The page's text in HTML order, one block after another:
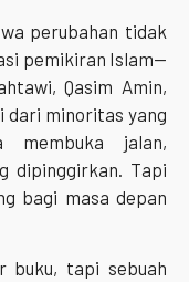
perubahan tidak
pemikiran Islam—
Qasim Amin,
dari minoritas yang
jalan,
dipinggirkan. Tapi
bagi masa depan
buku, tapi sebuah